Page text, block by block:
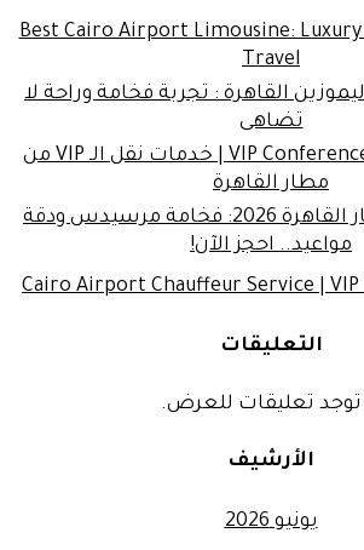
Best Cairo Airport Limousine:
Travel
القاهرة : تجربة فخامة وراحة لا
تضاهى
VIP Conference Transportation | خدمات نقل الـ VIP من
مطار القاهرة
احجز ليموزين مطار القاهرة 2026: فخامة مرسيدس ودقة
مواعيد.. احجز الآن!
Cairo Airport Chauffeur Service |
التعليقات
توجد تعليقات للعرض.
الأرشيف
يونيو 2026